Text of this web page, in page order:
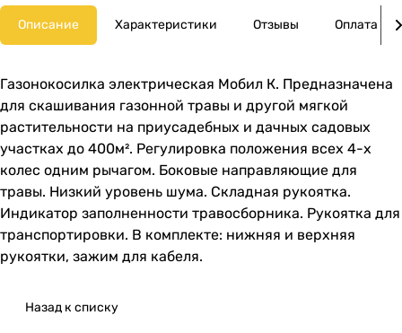
Описание Характеристики Отзывы Оплата
Газонокосилка электрическая Мобил К. Предназначена
для скашивания газонной травы и другой мягкой
растительности на приусадебных и дачных садовых
участках до 400м². Регулировка положения всех 4-х
колес одним рычагом. Боковые направляющие для
травы. Низкий уровень шума. Складная рукоятка.
Индикатор заполненности травосборника. Рукоятка для
транспортировки. В комплекте: нижняя и верхняя
рукоятки, зажим для кабеля.
Назад к списку